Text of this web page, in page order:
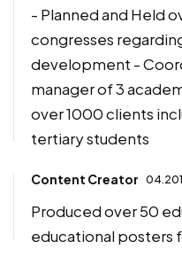
- Planned and Held
congresses
development -
manager of 3
over 1000 clients
tertiary students
Content Creator
Produced over 50
educational posters